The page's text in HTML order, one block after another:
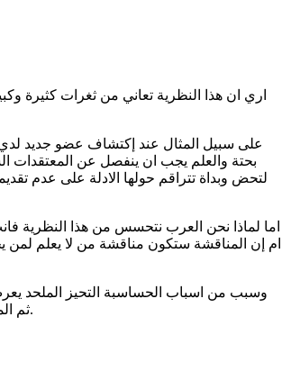
اري ان هذا النظرية تعاني من ثغرات كثيرة
على سبيل المثال عند إكتشاف عضو جديد لدي
بحتة والعلم يجب ان ينفصل عن المعتقدات
لتحض وبداة تتراقم حولها الادلة على عدم
اما لماذا نحن العرب نتحسس من هذا النظرية
ام إن المناقشة ستكون مناقشة من لا يعلم
وسبب من اسباب الحساسبة التحيز الملحد
ثم الملحد إن اتي لنظرية السبابية التى تثبت وجود الخالق سرفض هذا النظرية وانا اعلم بعض الملحدين ينكرون علم التاريخ ككل لانهم يرون انه يخالف ملويهم الالحادي.